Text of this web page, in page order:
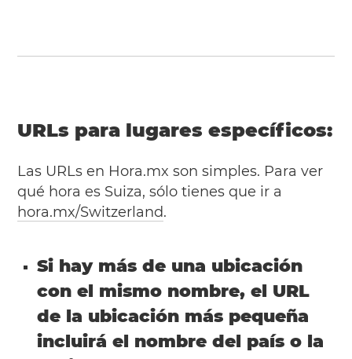
URLs para lugares específicos:
Las URLs en Hora.mx son simples. Para ver
qué hora es Suiza, sólo tienes que ir a
hora.mx/Switzerland.
Si hay más de una ubicación
con el mismo nombre, el URL
de la ubicación más pequeña
incluirá el nombre del país o la